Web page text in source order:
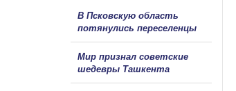
В Псковскую область
потянулись переселенцы
Мир признал советские
шедевры Ташкента